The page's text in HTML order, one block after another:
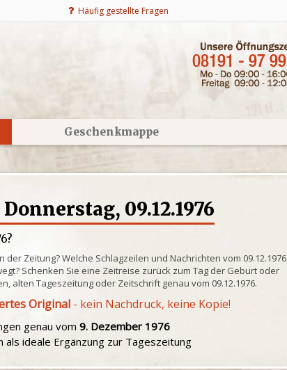
Häufig gestellte Fragen
Geschenkmappe
09.12.1976
der Zeitung? Welche Schlagzeilen und Nachrichten vom 09.12.1976
Schenken Sie eine Zeitreise zurück zum Tag der Geburt oder
alten Tageszeitung oder Zeitschrift genau vom 09.12.1976.
Original - kein Nachdruck, keine Kopie!
genau vom9. Dezember 1976
ideale Ergänzung zur Tageszeitung